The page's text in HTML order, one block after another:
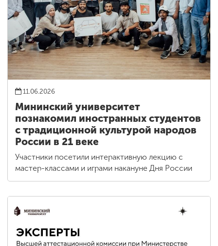
11.06.2026
Мининский университет
познакомил иностранных студентов
с традиционной культурой народов
России в 21 веке
Участники посетили интерактивную лекцию с
мастер-классами и играми накануне Дня России